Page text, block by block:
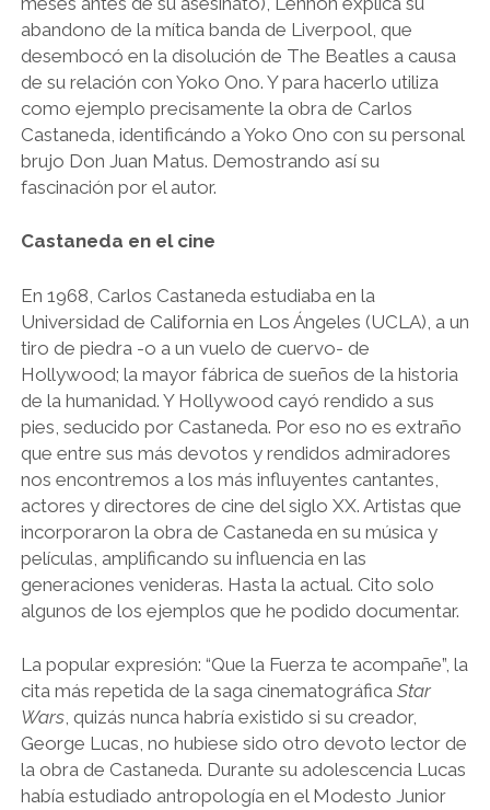
abandono de la mítica banda de Liverpool, que
desembocó en la disolución de The Beatles a causa
de su relación con Yoko Ono. Y para hacerlo utiliza
como ejemplo precisamente la obra de Carlos
Castaneda, identificándo a Yoko Ono con su personal
brujo Don Juan Matus. Demostrando así su
fascinación por el autor.
Castaneda en el cine
En 1968, Carlos Castaneda estudiaba en la
Universidad de California en Los Ángeles (UCLA), a un
tiro de piedra -o a un vuelo de cuervo- de
Hollywood; la mayor fábrica de sueños de la historia
de la humanidad. Y Hollywood cayó rendido a sus
pies, seducido por Castaneda. Por eso no es extraño
que entre sus más devotos y rendidos admiradores
nos encontremos a los más influyentes cantantes,
actores y directores de cine del siglo XX. Artistas que
incorporaron la obra de Castaneda en su música y
películas, amplificando su influencia en las
generaciones venideras. Hasta la actual. Cito solo
algunos de los ejemplos que he podido documentar.
La popular expresión: “Que la Fuerza te acompañe”, la
cita más repetida de la saga cinematográfica Star
Wars, quizás nunca habría existido si su creador,
George Lucas, no hubiese sido otro devoto lector de
la obra de Castaneda. Durante su adolescencia Lucas
había estudiado antropología en el Modesto Junior